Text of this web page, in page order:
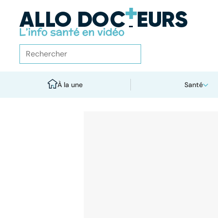
À la une Santé